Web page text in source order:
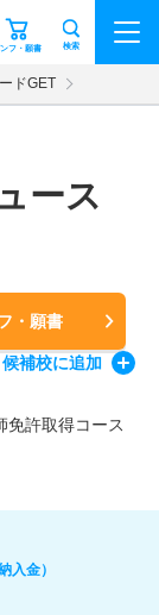
フ・願書 検索
ドGET
ース
・願書
候補校に追加
許取得コース
入金）